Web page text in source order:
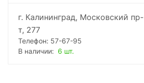
г. Калининград, Московский пр-
т, 277
Телефон: 57-67-95
В наличии: 6 шт.